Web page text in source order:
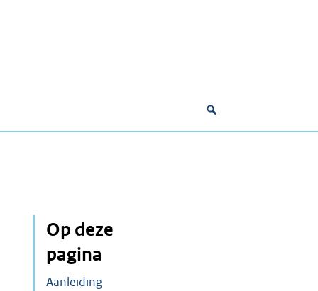
Op deze
pagina
Aanleiding